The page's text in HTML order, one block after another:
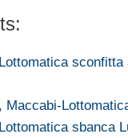
sconfitta
Maccabi-
sbanca